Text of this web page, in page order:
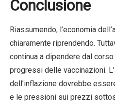
Conclusione
Riassumendo, l’economia
chiaramente riprendendo.
continua a dipendere dal
progressi delle vaccinazioni.
dell’inflazione dovrebbe
e le pressioni sui prezzi